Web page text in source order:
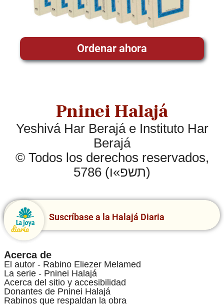
Ordenar ahora
Pninei Halajá
Yeshivá Har Berajá e Instituto Har
Berajá
© Todos los derechos reservados,
5786 (תשפ»ו)
Suscríbase a la Halajá Diaria
Acerca de
El autor - Rabino Eliezer Melamed
La serie - Pninei Halajá
Acerca del sitio y accesibilidad
Donantes de Pninei Halajá
Rabinos que respaldan la obra